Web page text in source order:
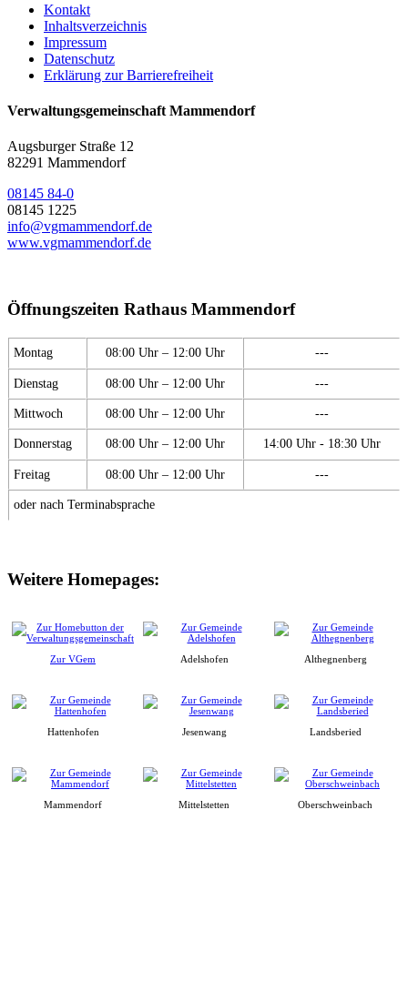
Kontakt
Inhaltsverzeichnis
Impressum
Datenschutz
Erklärung zur Barrierefreiheit
Verwaltungsgemeinschaft Mammendorf
Augsburger Straße 12
82291 Mammendorf
08145 84-0
08145 1225
info@vgmammendorf.de
www.vgmammendorf.de
Öffnungszeiten Rathaus Mammendorf
Montag 08:00 Uhr – 12:00 Uhr ---
Dienstag 08:00 Uhr – 12:00 Uhr ---
Mittwoch 08:00 Uhr – 12:00 Uhr ---
Donnerstag 08:00 Uhr – 12:00 Uhr 14:00 Uhr - 18:30 Uhr
Freitag 08:00 Uhr – 12:00 Uhr ---
oder nach Terminabsprache
Weitere Homepages:
Zur VGem Adelshofen Althegnenberg
Hattenhofen Jesenwang Landsberied
Mammendorf Mittelstetten Oberschweinbach